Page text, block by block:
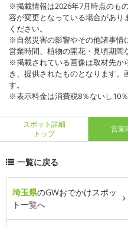
※掲載情報は2026年7月時点のも
容が変更となっている場合があり
ください。
※自然災害の影響やその他諸事情
営業時間、植物の開花・見頃期間
※掲載されている画像は取材先か
き、提供されたものとなります
す。
※表示料金は消費税8％ないし10％
スポット詳細
トップ
営業
一覧に戻る
埼玉県のGWおでかけスポッ
ト一覧へ